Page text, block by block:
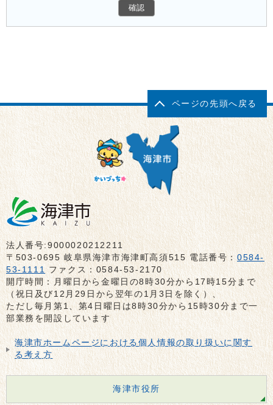
ページの先頭へ戻る
法人番号:9000020212211
〒503-0695 岐阜県海津市海津町高須515 電話番号：0584-
53-1111 ファクス：0584-53-2170
開庁時間：月曜日から金曜日の8時30分から17時15分まで
（祝日及び12月29日から翌年の1月3日を除く）、
ただし毎月第1、第4日曜日は8時30分から15時30分まで一
部業務を開設しています
海津市ホームページにおける個人情報の取り扱いに関す
る考え方
海津市役所